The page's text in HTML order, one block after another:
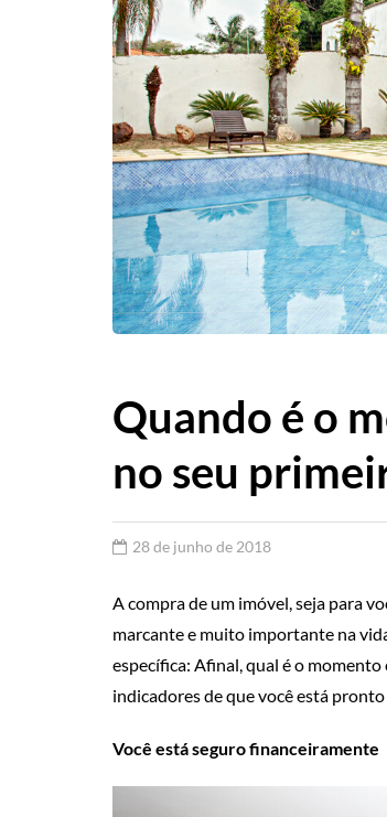
Quando é o
no seu
28 de junho de 2018
A compra de um imóvel, seja para
marcante e muito importante na
específica: Afinal, qual é o
indicadores de que você está
Você está seguro financeiramente